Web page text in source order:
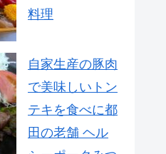
料理
自家生産の豚肉
で美味しいトン
テキを食べに都
田の老舗 ヘル